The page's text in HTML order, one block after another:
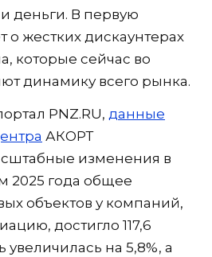
деньги. В первую
о жестких дискаунтерах
которые сейчас во
динамику всего рынка.
PNZ.RU, данные
АКОРТ
изменения в
2025 года общее
объектов у компаний,
достигло 117,6
увеличилась на 5,8%, а